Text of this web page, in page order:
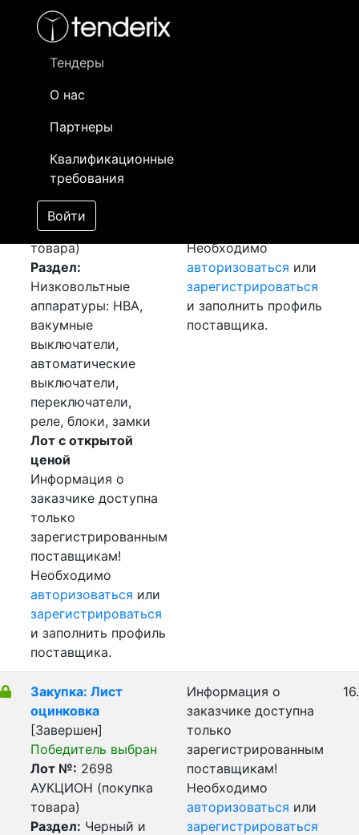
Тендеры
О нас
Партнеры
Квалификационные
требования
Войти
- активный лот
- сохраненный лот (не опубликован)
Закупка: Счетчики
[Завершен]
Победитель выбран
Лот №:2699
АУКЦИОН (покупка
товара)
Раздел:
Низковольтные
аппаратуры: НВА,
вакумные
выключатели,
автоматические
выключатели,
переключатели,
реле, блоки, замки
Лот с открытой
ценой
Информация о
заказчике доступна
только
зарегистрированным
поставщикам!
Необходимо
авторизоваться или
зарегистрироваться
и заполнить профиль
поставщика.
Необходимо
авторизоваться или
зарегистрироваться
и заполнить профиль
поставщика.
Закупка: Лист
оцинковка
[Завершен]
Победитель выбран
Лот №: 2698
АУКЦИОН (покупка
товара)
Раздел: Черный и
Информация о
заказчике доступна
только
зарегистрированным
поставщикам!
Необходимо
авторизоваться или
зарегистрироваться